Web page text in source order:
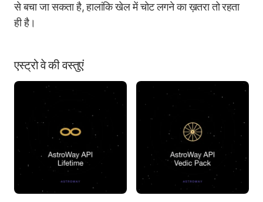
से बचा जा सकता है, हालांकि खेल में चोट लगने का ख़तरा तो रहता
ही है।
एस्ट्रो वे की वस्तुएं